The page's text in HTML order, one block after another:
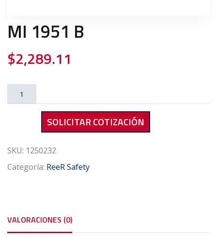
MI 1951 B
$2,289.11
SOLICITAR COTIZACIÓN
SKU: 1250232
Categoría: ReeR Safety
VALORACIONES (0)